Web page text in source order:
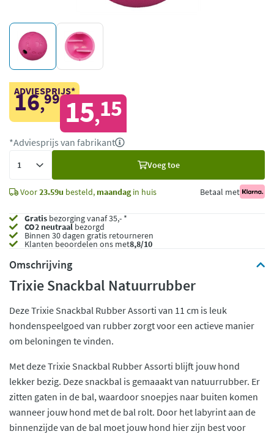
ADVIESPRIJS*
16,99 15,15
*Adviesprijs van fabrikant
Voeg toe
Voor23.59u besteld, maandagin huis Betaal met
Gratis bezorging vanaf 35,- *
CO2 neutraalbezorgd
Binnen 30 dagen gratis retourneren
Klanten beoordelen ons met8,8/10
Omschrijving
Trixie Snackbal Natuurrubber
Deze Trixie Snackbal Rubber Assorti van 11 cm is leuk
hondenspeelgoed van rubber zorgt voor een actieve manier
om beloningen te vinden.
Met deze Trixie Snackbal Rubber Assorti blijft jouw hond
lekker bezig. Deze snackbal is gemaaakt van natuurrubber. Er
zitten gaten in de bal, waardoor snoepjes naar buiten komen
wanneer jouw hond met de bal rolt. Door het labyrint aan de
binnenzijde van de bal moet jouw hond hier zijn best voor